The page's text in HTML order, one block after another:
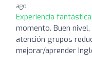
ago
Experiencia fantástica:
momento. Buen
atención grupos
mejorar/aprender